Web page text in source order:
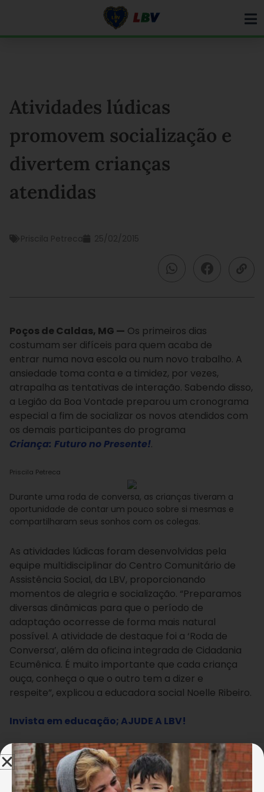
Atividades lúdicas
promovem socialização e
divertem crianças
atendidas
Priscila Petreca 25/02/2015
Poços de Caldas, MG — Os primeiros dias
costumam ser difíceis para quem acaba de
entrar numa nova escola ou num novo trabalho. A
ansiedade toma conta e a timidez, por vezes,
atrapalha as tentativas de interação. Sabendo disso,
a Legião da Boa Vontade preparou um cronograma
especial a fim de socializar os novos atendidos com
os demais participantes do programa
Criança: Futuro no Presente!.
Priscila Petreca
Durante uma roda de conversa, as crianças tiveram a
oportunidade de contar um pouco sobre si mesmas e
compartilharam seus sonhos com os colegas.
As atividades lúdicas foram desenvolvidas pela
equipe multidisciplinar do Centro Comunitário de
Assistência Social, da LBV, proporcionando
momentos de alegria e socialização. “Preparamos
diversas dinâmicas para que o período de
adaptação ocorresse de forma mais natural
possível. A atividade de destaque foi a ‘Roda de
Conversa’, além da oficina integrada de Cidadania
Ecumênica. É muito importante que cada criança
ouça, conheça o que o outro tem a dizer e
respeite”, explicou a educadora social Noelle Ribeiro.
Invista em educação; AJUDE A LBV!
A oficinas ocorreram num clima de harmonia e
despertaram a afinidade de crianças e adolescentes
com o ambiente que frequentarão durante todo o